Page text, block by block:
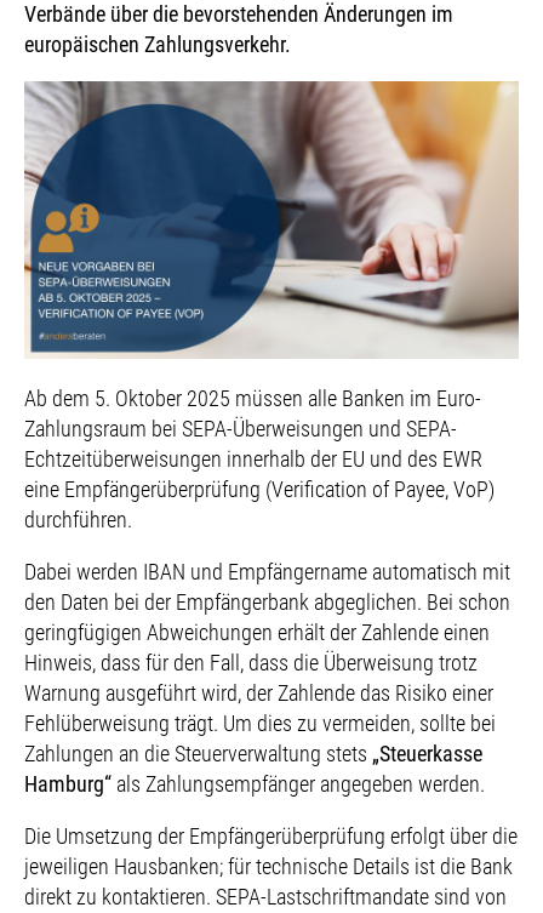
Verbände über die bevorstehenden Änderungen im
europäischen Zahlungsverkehr.
Ab dem 5. Oktober 2025 müssen alle Banken im Euro-
Zahlungsraum bei SEPA-Überweisungen und SEPA-
Echtzeitüberweisungen innerhalb der EU und des EWR
eine Empfängerüberprüfung (Verification of Payee, VoP)
durchführen.
Dabei werden IBAN und Empfängername automatisch mit
den Daten bei der Empfängerbank abgeglichen. Bei schon
geringfügigen Abweichungen erhält der Zahlende einen
Hinweis, dass für den Fall, dass die Überweisung trotz
Warnung ausgeführt wird, der Zahlende das Risiko einer
Fehlüberweisung trägt. Um dies zu vermeiden, sollte bei
Zahlungen an die Steuerverwaltung stets „Steuerkasse
Hamburg“ als Zahlungsempfänger angegeben werden.
Die Umsetzung der Empfängerüberprüfung erfolgt über die
jeweiligen Hausbanken; für technische Details ist die Bank
direkt zu kontaktieren. SEPA-Lastschriftmandate sind von